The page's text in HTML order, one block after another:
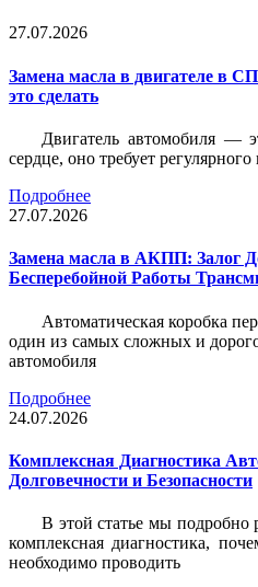
27.07.2026
Замена масла в двигателе в
это сделать
Двигатель автомобиля —
сердце, оно требует
Подробнее
27.07.2026
Замена масла в АКПП: Залог
Бесперебойной Работы
Автоматическая коробка
один из самых сложных и
автомобиля
Подробнее
24.07.2026
Комплексная Диагностика
Долговечности и Безопасности
В этой статье мы подробно
комплексная диагностика,
необходимо проводить